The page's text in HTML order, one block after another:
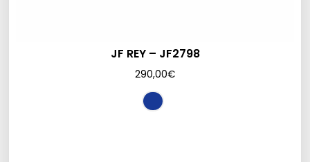
JF REY – JF2798
290,00€